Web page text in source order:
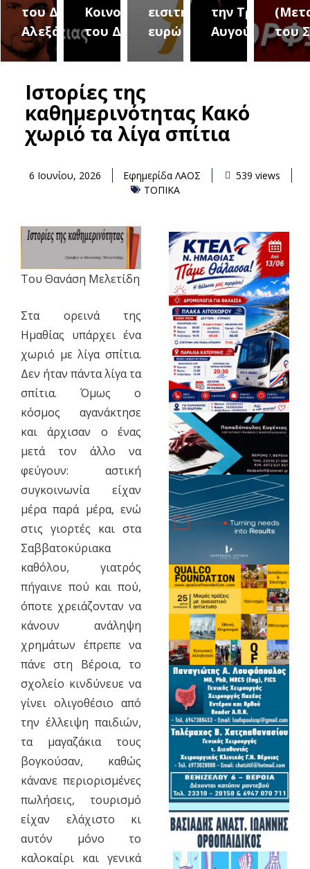
του Δήμου
Αλεξάνδρειας
Κοινοτήτων
του Δήμου
εισιτήριο 2
ευρώ
την Τρίτη 18
Αυγούστουτου
Ιστορίες της
καθημερινότητας Κακό
χωριό τα λίγα σπίτια
6 Ιουνίου, 2026 Εφημερίδα ΛΑΟΣ
539 views
ΤΟΠΙΚΑ
Του Θανάση Μελετίδη
Στα ορεινά της
Ημαθίας υπάρχει ένα
χωριό με λίγα σπίτια.
Δεν ήταν πάντα λίγα τα
σπίτια. Όμως ο
κόσμος αγανάκτησε
και άρχισαν ο ένας
μετά τον άλλο να
φεύγουν: αστική
συγκοινωνία είχαν
μέρα παρά μέρα, ενώ
στις γιορτές και στα
Σαββατοκύριακα
καθόλου, γιατρός
πήγαινε πού και πού,
όποτε χρειάζονταν να
κάνουν ανάληψη
χρημάτων έπρεπε να
πάνε στη Βέροια, το
σχολείο κινδύνευε να
γίνει ολιγοθέσιο από
την έλλειψη παιδιών,
τα μαγαζάκια τους
βογκούσαν, καθώς
κάνανε περιορισμένες
πωλήσεις, τουρισμό
είχαν ελάχιστο κι
αυτόν μόνο το
καλοκαίρι και γενικά